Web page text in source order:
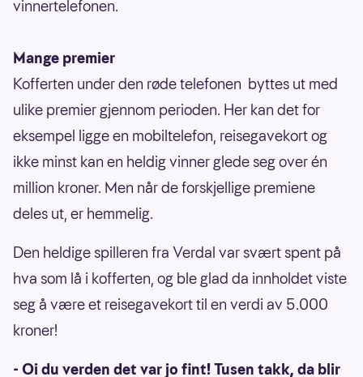
vinnertelefonen.
Mange premier
Kofferten under den røde telefonen byttes ut med
ulike premier gjennom perioden. Her kan det for
eksempel ligge en mobiltelefon, reisegavekort og
ikke minst kan en heldig vinner glede seg over én
million kroner. Men når de forskjellige premiene
deles ut, er hemmelig.
Den heldige spilleren fra Verdal var svært spent på
hva som lå i kofferten, og ble glad da innholdet viste
seg å være et reisegavekort til en verdi av 5.000
kroner!
- Oi du verden det var jo fint! Tusen takk, da blir